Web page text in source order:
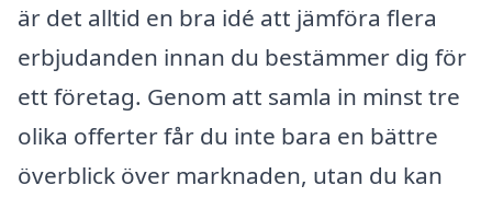
är det alltid en bra idé att jämföra flera
erbjudanden innan du bestämmer dig för
ett företag. Genom att samla in minst tre
olika offerter får du inte bara en bättre
överblick över marknaden, utan du kan